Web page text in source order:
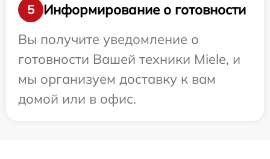
5
Информирование о готовности
Вы получите уведомление о
готовности Вашей техники Miele, и
мы организуем доставку к вам
домой или в офис.